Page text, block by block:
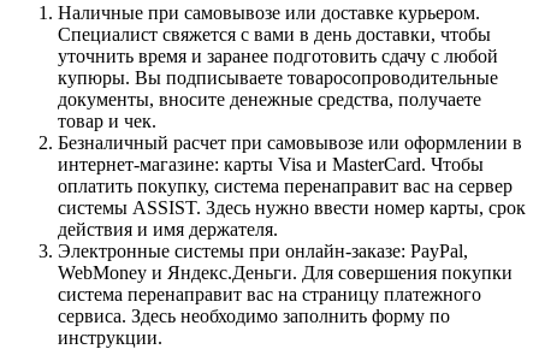
Наличные при самовывозе или доставке курьером.
Специалист свяжется с вами в день доставки, чтобы
уточнить время и заранее подготовить сдачу с любой
купюры. Вы подписываете товаросопроводительные
документы, вносите денежные средства, получаете
товар и чек.
Безналичный расчет при самовывозе или оформлении в
интернет-магазине: карты Visa и MasterCard. Чтобы
оплатить покупку, система перенаправит вас на сервер
системы ASSIST. Здесь нужно ввести номер карты, срок
действия и имя держателя.
Электронные системы при онлайн-заказе: PayPal,
WebMoney и Яндекс.Деньги. Для совершения покупки
система перенаправит вас на страницу платежного
сервиса. Здесь необходимо заполнить форму по
инструкции.